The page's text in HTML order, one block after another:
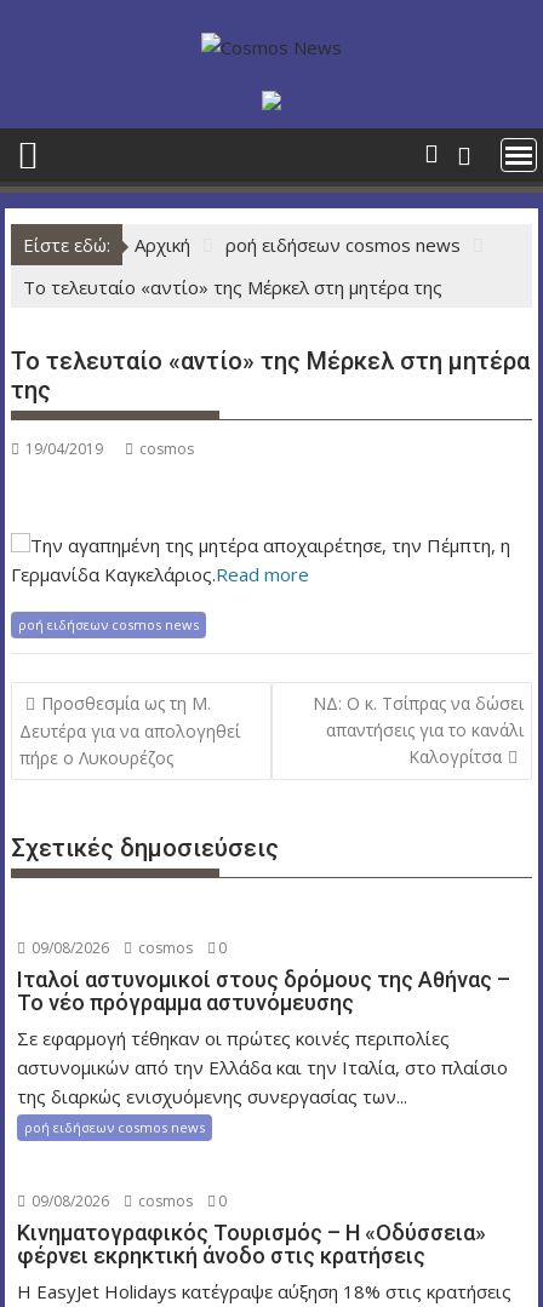
σ
ε
Είστε εδώ: Αρχική
ροή ειδήσεων cosmos news
Το τελευταίο «αντίο» της Μέρκελ στη μητέρα της
Το τελευταίο «αντίο» της Μέρκελ στη μητέρα
της
19/04/2019 cosmos
Την αγαπημένη της μητέρα αποχαιρέτησε, την Πέμπτη, η
Γερμανίδα Καγκελάριος.Read more
ροή ειδήσεων cosmos news
Π
λ
ο
η
ά
ρ
θ
ρ
ω
ν
Προσθεσμία ως τη Μ.
Δευτέρα για να απολογηθεί
πήρε ο Λυκουρέζος
ΝΔ: Ο κ. Τσίπρας να δώσει
απαντήσεις για το κανάλι
Καλογρίτσα
Σχετικές δημοσιεύσεις
09/08/2026 cosmos 0
Ιταλοί αστυνομικοί στους δρόμους της Αθήνας –
Το νέο πρόγραμμα αστυνόμευσης
Σε εφαρμογή τέθηκαν οι πρώτες κοινές περιπολίες
αστυνομικών από την Ελλάδα και την Ιταλία, στο πλαίσιο
της διαρκώς ενισχυόμενης συνεργασίας των...
ροή ειδήσεων cosmos news
09/08/2026 cosmos 0
Κινηματογραφικός Τουρισμός – Η «Οδύσσεια»
φέρνει εκρηκτική άνοδο στις κρατήσεις
Η EasyJet Holidays κατέγραψε αύξηση 18% στις κρατήσεις